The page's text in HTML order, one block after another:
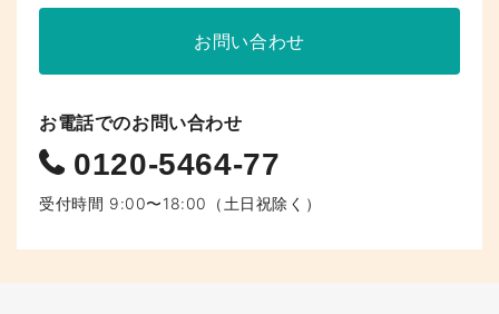
お問い合わせ
お電話でのお問い合わせ
0120-5464-77
受付時間 9:00〜18:00（土日祝除く）